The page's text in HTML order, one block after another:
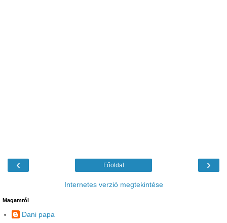
‹ ›
Főoldal
Internetes verzió megtekintése
Magamról
Dani papa